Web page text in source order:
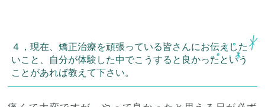
４，現在、矯正治療を頑張っている皆さんにお伝えした
いこと、自分が体験した中でこうすると良かったという
ことがあれば教えて下さい。